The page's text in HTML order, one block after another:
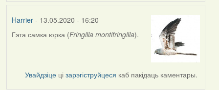
Harrier- 13.05.2020 - 16:20
In
Наталья
К
Гэта самка юрка (Fringilla montifringilla).
Увайдзіце цізарэгіструйцеся каб пакідаць каментары.